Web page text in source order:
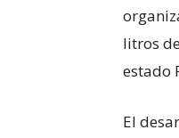
litros
estado
El